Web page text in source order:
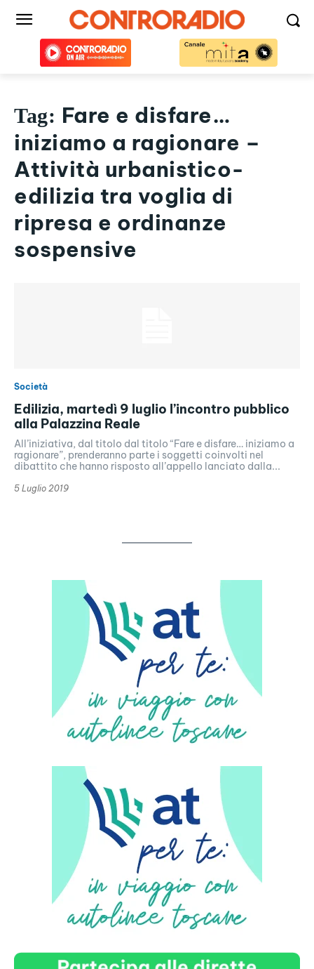
Tag: Fare e disfare…
iniziamo a ragionare –
Attività urbanistico-
edilizia tra voglia di
ripresa e ordinanze
sospensive
Società
Edilizia, martedì 9 luglio l’incontro pubblico
alla Palazzina Reale
All’iniziativa, dal titolo dal titolo “Fare e disfare… iniziamo a
ragionare”, prenderanno parte i soggetti coinvolti nel
dibattito che hanno risposto all’appello lanciato dalla...
5 Luglio 2019